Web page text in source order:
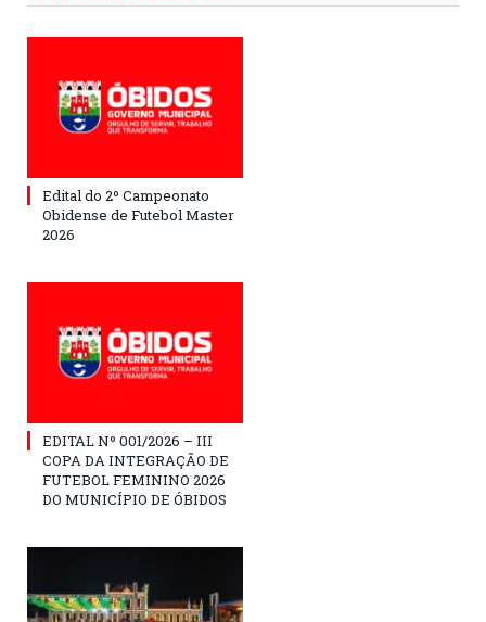
Edital do 2º Campeonato
Obidense de Futebol Master
2026
EDITAL Nº 001/2026 – III
COPA DA INTEGRAÇÃO DE
FUTEBOL FEMININO 2026
DO MUNICÍPIO DE ÓBIDOS